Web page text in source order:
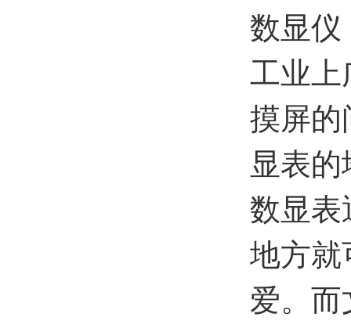
数显仪
工业上
摸屏的
显表
数显表
地方就
爱。而